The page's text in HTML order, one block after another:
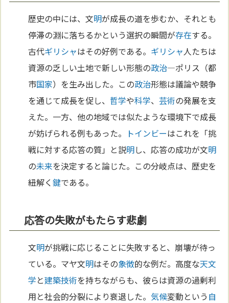
歴史の中には、文明が成長の道を歩むか、それとも
停滞の淵に落ちるかという選択の瞬間が存在する。
古代ギリシャはその好例である。 ギリシャ人たちは
資源の乏しい土地で新しい形態の政治—ポリス（都
市国家）を生み出した。この政治形態は議論や競争
を通じて成長を促し、 哲学や科学、芸術の発展を支
えた。一方、他の地域では似たような環境下で成長
が妨げられる例もあった。
トインビーはこれを「挑
戦に対する応答の質」と説明し、応答の成功が文明
の未来を決定すると論じた。この分岐点は、歴史を
紐解く鍵である。
応答の失敗がもたらす悲劇
文明が挑戦に応じることに失敗すると、崩壊が待っ
ている。マヤ文明はその象徴的な例だ。高度な天文
学と建築技術を持ちながらも、彼らは資源の過剰利
用と社会的分裂により衰退した。気候変動という 自